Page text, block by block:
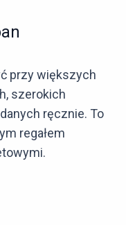
przy większych
szerokich
ręcznie. To
regałem